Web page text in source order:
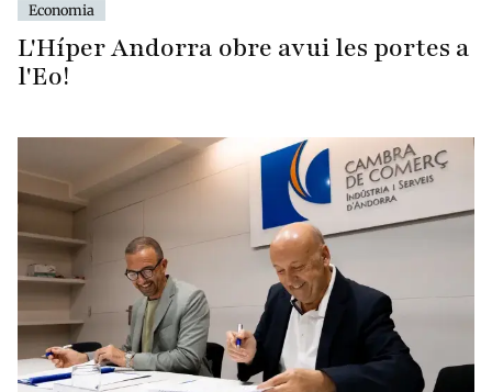
Economia
L'Híper Andorra obre avui les portes a
l'Eo!